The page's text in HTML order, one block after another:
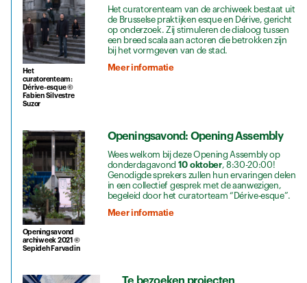
Het
curatorenteam:
Dérive-esque ©
Fabien Silvestre
Suzor
Het curatorenteam van de archiweek bestaat uit
de Brusselse praktijken esque en Dérive, gericht
op onderzoek. Zij stimuleren de dialoog tussen
een breed scala aan actoren die betrokken zijn
bij het vormgeven van de stad.
Meer informatie
Openingsavond
archiweek 2021 ©
Sepideh Farvadin
Openingsavond: Opening Assembly
Wees welkom bij deze Opening Assembly op
donderdagavond 10 oktober, 8:30-20:00!
Genodigde sprekers zullen hun ervaringen delen
in een collectief gesprek met de aanwezigen,
begeleid door het curatorteam “Dérive-esque”.
Meer informatie